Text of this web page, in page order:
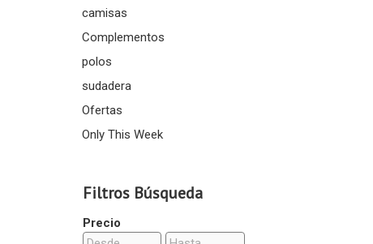
camisas
Complementos
polos
sudadera
Ofertas
Only This Week
Filtros Búsqueda
Precio